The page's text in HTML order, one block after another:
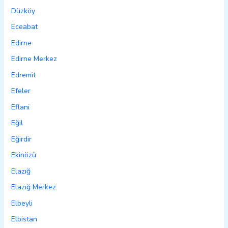
Düzköy
Eceabat
Edirne
Edirne Merkez
Edremit
Efeler
Eflani
Eğil
Eğirdir
Ekinözü
Elazığ
Elazığ Merkez
Elbeyli
Elbistan